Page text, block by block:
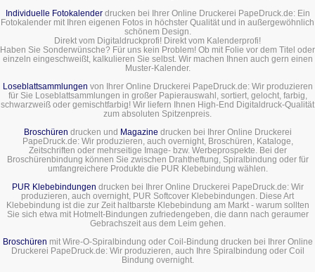
Individuelle Fotokalenderdrucken bei Ihrer Online Druckerei PapeDruck.de: Ein
Fotokalender mit Ihren eigenen Fotos in höchster Qualität und in außergewöhnlich
schönem Design.
Direkt vom Digitaldruckprofi! Direkt vom Kalenderprofi!
Haben Sie Sonderwünsche? Für uns kein Problem! Ob mit Folie vor dem Titel oder
einzeln eingeschweißt, kalkulieren Sie selbst. Wir machen Ihnen auch gern einen
Muster-Kalender.
Loseblattsammlungen von Ihrer Online Druckerei PapeDruck.de: Wir produzieren
für Sie Loseblattsammlungen in großer Papierauswahl, sortiert, gelocht, farbig,
schwarzweiß oder gemischtfarbig! Wir liefern Ihnen High-End Digitaldruck-Qualität
zum absoluten Spitzenpreis.
Broschüren drucken und Magazine drucken bei Ihrer Online Druckerei
PapeDruck.de: Wir produzieren, auch overnight, Broschüren, Kataloge,
Zeitschriften oder mehrseitige Image- bzw. Werbeprospekte. Bei der
Broschürenbindung können Sie zwischen Drahtheftung, Spiralbindung oder für
umfangreichere Produkte die PUR Klebebindung wählen.
PUR Klebebindungen drucken bei Ihrer Online Druckerei PapeDruck.de: Wir
produzieren, auch overnight, PUR Softcover Klebebindungen. Diese Art
Klebebindung ist die zur Zeit haltbarste Klebebindung am Markt - warum sollten
Sie sich etwa mit Hotmelt-Bindungen zufriedengeben, die dann nach geraumer
Gebrachszeit aus dem Leim gehen.
Broschüren mit Wire-O-Spiralbindung oder Coil-Bindung drucken bei Ihrer Online
Druckerei PapeDruck.de: Wir produzieren, auch Ihre Spiralbindung oder Coil
Bindung overnight.